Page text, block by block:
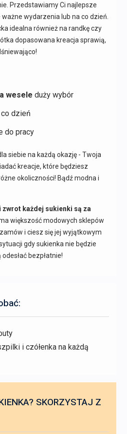
Przedstawiamy Ci najlepsze
ważne wydarzenia lub na co dzień.
idealna również na randkę czy
dopasowana kreacja sprawią,
wesele duży wybór
dzień
do pracy
siebie na każdą okazję - Twoja
kreacje, które będziesz
okoliczności! Bądź modna i
zwrot każdej sukienki są za
większość modowych sklepów
i ciesz się jej wyjątkowym
gdy sukienka nie będzie
bezpłatnie!
i czółenka na każdą
SKORZYSTAJ Z